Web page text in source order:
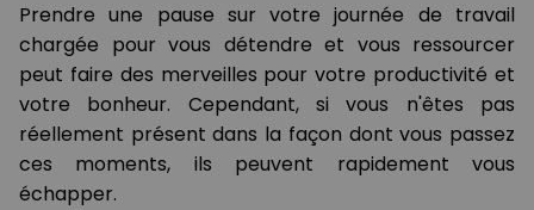
Prendre une pause sur votre journée de travail
chargée pour vous détendre et vous ressourcer
peut faire des merveilles pour votre productivité et
votre bonheur. Cependant, si vous n'êtes pas
réellement présent dans la façon dont vous passez
ces moments, ils peuvent rapidement vous
échapper.